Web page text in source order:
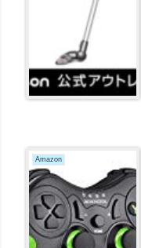
Amazon